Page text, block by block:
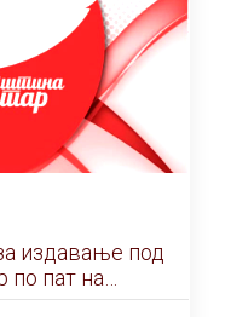
издавање под
по пат на